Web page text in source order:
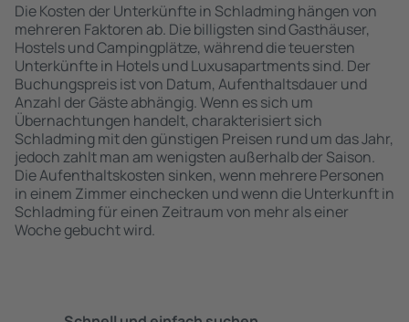
Die Kosten der Unterkünfte in Schladming hängen von
mehreren Faktoren ab. Die billigsten sind Gasthäuser,
Hostels und Campingplätze, während die teuersten
Unterkünfte in Hotels und Luxusapartments sind. Der
Buchungspreis ist von Datum, Aufenthaltsdauer und
Anzahl der Gäste abhängig. Wenn es sich um
Übernachtungen handelt, charakterisiert sich
Schladming mit den günstigen Preisen rund um das Jahr,
jedoch zahlt man am wenigsten außerhalb der Saison.
Die Aufenthaltskosten sinken, wenn mehrere Personen
in einem Zimmer einchecken und wenn die Unterkunft in
Schladming für einen Zeitraum von mehr als einer
Woche gebucht wird.